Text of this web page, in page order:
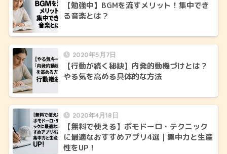
【勉強中】BGMを流すメリット！集中でき
る音楽とは？
2020年5月7日
【行動が続く秘訣】内発的動機づけとは？
やる気を高める具体的な方法
2020年4月18日
【無料で使える】ポモドーロ・テクニック
に最適なおすすめアプリ4選｜集中力と生産
性をUP！